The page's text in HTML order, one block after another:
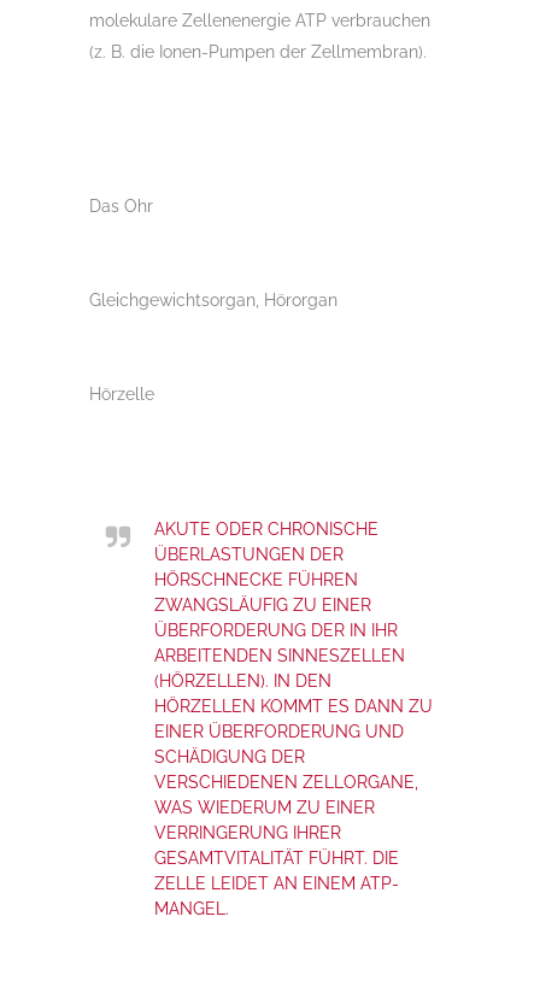
molekulare Zellenenergie ATP verbrauchen
(z. B. die Ionen-Pumpen der Zellmembran).
Das Ohr
Gleichgewichtsorgan, Hörorgan
Hörzelle
AKUTE ODER CHRONISCHE
ÜBERLASTUNGEN DER
HÖRSCHNECKE FÜHREN
ZWANGSLÄUFIG ZU EINER
ÜBERFORDERUNG DER IN IHR
ARBEITENDEN SINNESZELLEN
(HÖRZELLEN). IN DEN
HÖRZELLEN KOMMT ES DANN ZU
EINER ÜBERFORDERUNG UND
SCHÄDIGUNG DER
VERSCHIEDENEN ZELLORGANE,
WAS WIEDERUM ZU EINER
VERRINGERUNG IHRER
GESAMTVITALITÄT FÜHRT. DIE
ZELLE LEIDET AN EINEM ATP-
MANGEL.